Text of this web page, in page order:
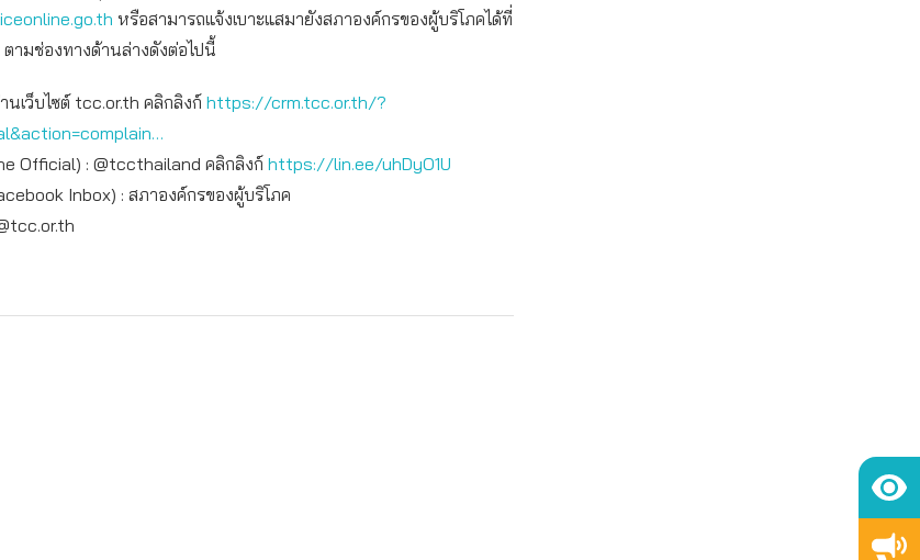
หรือสามารถแจ้งเบาะแสมายังสภาองค์กรของผู้บริโภคได้ที่
ตามช่องทางด้านล่างดังต่อไปนี้
นเว็บไซต์ tcc.or.th คลิกลิงก์ https://crm.tcc.or.th/?
Official) : @tccthailand คลิกลิงก์ https://lin.ee/uhDyO1U
Inbox) : สภาองค์กรของผู้บริโภค